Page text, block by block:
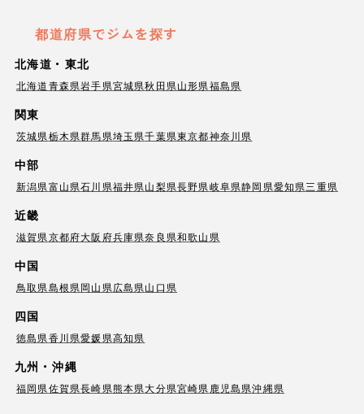
都道府県でジムを探す
北海道・東北
北海道青森県岩手県宮城県秋田県山形県福島県
関東
茨城県栃木県群馬県埼玉県千葉県東京都神奈川県
中部
新潟県富山県石川県福井県山梨県長野県岐阜県静岡県愛知県三重県
近畿
滋賀県京都府大阪府兵庫県奈良県和歌山県
中国
鳥取県島根県岡山県広島県山口県
四国
徳島県香川県愛媛県高知県
九州・沖縄
福岡県佐賀県長崎県熊本県大分県宮崎県 鹿児島県沖縄県